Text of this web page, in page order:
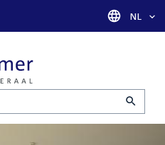
Taal
NL